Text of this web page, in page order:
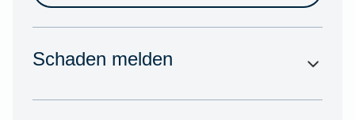
Schaden melden